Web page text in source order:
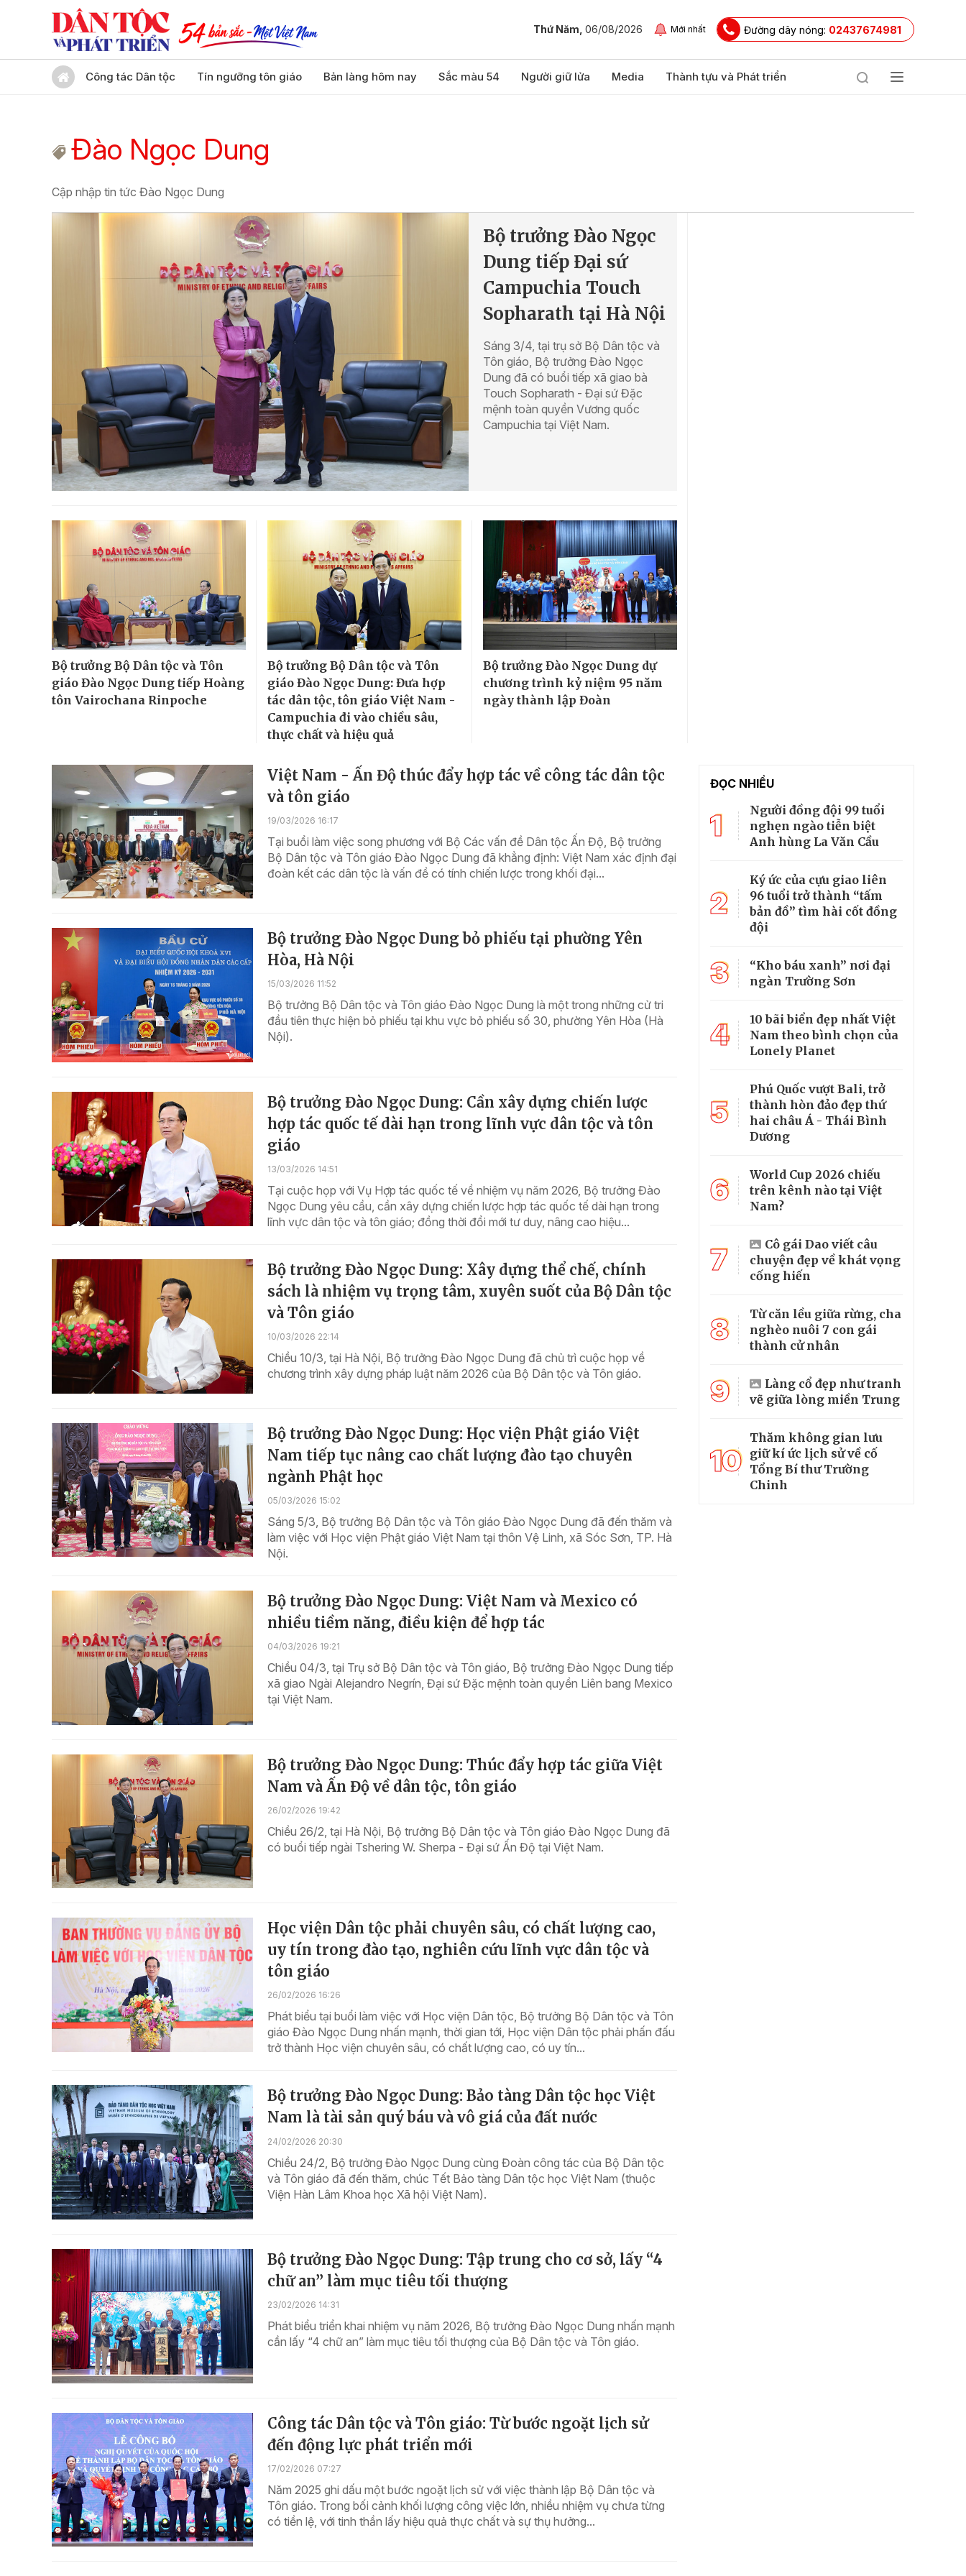
Thứ Năm, 06/08/2026 Mới nhất Đường dây nóng: 02437674981
Công tác Dân tộc Tín ngưỡng tôn giáo Bản làng hôm nay Sắc màu 54 Người giữ lửa Media Thành tựu và Phát triển
Đào Ngọc Dung
Cập nhập tin tức Đào Ngọc Dung
Bộ trưởng Đào Ngọc
Dung tiếp Đại sứ
Campuchia Touch
Sopharath tại Hà Nội
Sáng 3/4, tại trụ sở Bộ Dân tộc và
Tôn giáo, Bộ trưởng Đào Ngọc
Dung đã có buổi tiếp xã giao bà
Touch Sopharath - Đại sứ Đặc
mệnh toàn quyền Vương quốc
Campuchia tại Việt Nam.
Bộ trưởng Bộ Dân tộc và Tôn
giáo Đào Ngọc Dung tiếp Hoàng
tôn Vairochana Rinpoche
Bộ trưởng Bộ Dân tộc và Tôn
giáo Đào Ngọc Dung: Đưa hợp
tác dân tộc, tôn giáo Việt Nam -
Campuchia đi vào chiều sâu,
thực chất và hiệu quả
Bộ trưởng Đào Ngọc Dung dự
chương trình kỷ niệm 95 năm
ngày thành lập Đoàn
Việt Nam - Ấn Độ thúc đẩy hợp tác về công tác dân tộc
và tôn giáo
19/03/2026 16:17
Tại buổi làm việc song phương với Bộ Các vấn đề Dân tộc Ấn Độ, Bộ trưởng
Bộ Dân tộc và Tôn giáo Đào Ngọc Dung đã khẳng định: Việt Nam xác định đại
đoàn kết các dân tộc là vấn đề có tính chiến lược trong khối đại...
Bộ trưởng Đào Ngọc Dung bỏ phiếu tại phường Yên
Hòa, Hà Nội
15/03/2026 11:52
Bộ trưởng Bộ Dân tộc và Tôn giáo Đào Ngọc Dung là một trong những cử tri
đầu tiên thực hiện bỏ phiếu tại khu vực bỏ phiếu số 30, phường Yên Hòa (Hà
Nội).
Bộ trưởng Đào Ngọc Dung: Cần xây dựng chiến lược
hợp tác quốc tế dài hạn trong lĩnh vực dân tộc và tôn
giáo
13/03/2026 14:51
Tại cuộc họp với Vụ Hợp tác quốc tế về nhiệm vụ năm 2026, Bộ trưởng Đào
Ngọc Dung yêu cầu, cần xây dựng chiến lược hợp tác quốc tế dài hạn trong
lĩnh vực dân tộc và tôn giáo; đồng thời đổi mới tư duy, nâng cao hiệu...
Bộ trưởng Đào Ngọc Dung: Xây dựng thể chế, chính
sách là nhiệm vụ trọng tâm, xuyên suốt của Bộ Dân tộc
và Tôn giáo
10/03/2026 22:14
Chiều 10/3, tại Hà Nội, Bộ trưởng Đào Ngọc Dung đã chủ trì cuộc họp về
chương trình xây dựng pháp luật năm 2026 của Bộ Dân tộc và Tôn giáo.
Bộ trưởng Đào Ngọc Dung: Học viện Phật giáo Việt
Nam tiếp tục nâng cao chất lượng đào tạo chuyên
ngành Phật học
05/03/2026 15:02
Sáng 5/3, Bộ trưởng Bộ Dân tộc và Tôn giáo Đào Ngọc Dung đã đến thăm và
làm việc với Học viện Phật giáo Việt Nam tại thôn Vệ Linh, xã Sóc Sơn, TP. Hà
Nội.
Bộ trưởng Đào Ngọc Dung: Việt Nam và Mexico có
nhiều tiềm năng, điều kiện để hợp tác
04/03/2026 19:21
Chiều 04/3, tại Trụ sở Bộ Dân tộc và Tôn giáo, Bộ trưởng Đào Ngọc Dung tiếp
xã giao Ngài Alejandro Negrín, Đại sứ Đặc mệnh toàn quyền Liên bang Mexico
tại Việt Nam.
Bộ trưởng Đào Ngọc Dung: Thúc đẩy hợp tác giữa Việt
Nam và Ấn Độ về dân tộc, tôn giáo
26/02/2026 19:42
Chiều 26/2, tại Hà Nội, Bộ trưởng Bộ Dân tộc và Tôn giáo Đào Ngọc Dung đã
có buổi tiếp ngài Tshering W. Sherpa - Đại sứ Ấn Độ tại Việt Nam.
Học viện Dân tộc phải chuyên sâu, có chất lượng cao,
uy tín trong đào tạo, nghiên cứu lĩnh vực dân tộc và
tôn giáo
26/02/2026 16:26
Phát biểu tại buổi làm việc với Học viện Dân tộc, Bộ trưởng Bộ Dân tộc và Tôn
giáo Đào Ngọc Dung nhấn mạnh, thời gian tới, Học viện Dân tộc phải phấn đấu
trở thành Học viện chuyên sâu, có chất lượng cao, có uy tín...
Bộ trưởng Đào Ngọc Dung: Bảo tàng Dân tộc học Việt
Nam là tài sản quý báu và vô giá của đất nước
24/02/2026 20:30
Chiều 24/2, Bộ trưởng Đào Ngọc Dung cùng Đoàn công tác của Bộ Dân tộc
và Tôn giáo đã đến thăm, chúc Tết Bảo tàng Dân tộc học Việt Nam (thuộc
Viện Hàn Lâm Khoa học Xã hội Việt Nam).
Bộ trưởng Đào Ngọc Dung: Tập trung cho cơ sở, lấy “4
chữ an” làm mục tiêu tối thượng
23/02/2026 14:31
Phát biểu triển khai nhiệm vụ năm 2026, Bộ trưởng Đào Ngọc Dung nhấn mạnh
cần lấy “4 chữ an” làm mục tiêu tối thượng của Bộ Dân tộc và Tôn giáo.
Công tác Dân tộc và Tôn giáo: Từ bước ngoặt lịch sử
đến động lực phát triển mới
17/02/2026 07:27
Năm 2025 ghi dấu một bước ngoặt lịch sử với việc thành lập Bộ Dân tộc và
Tôn giáo. Trong bối cảnh khối lượng công việc lớn, nhiều nhiệm vụ chưa từng
có tiền lệ, với tinh thần lấy hiệu quả thực chất và sự thụ hưởng...
ĐỌC NHIỀU
1
Người đồng đội 99 tuổi
nghẹn ngào tiễn biệt
Anh hùng La Văn Cầu
2
Ký ức của cựu giao liên
96 tuổi trở thành “tấm
bản đồ” tìm hài cốt đồng
đội
3
“Kho báu xanh” nơi đại
ngàn Trường Sơn
4
10 bãi biển đẹp nhất Việt
Nam theo bình chọn của
Lonely Planet
5
Phú Quốc vượt Bali, trở
thành hòn đảo đẹp thứ
hai châu Á - Thái Bình
Dương
6
World Cup 2026 chiếu
trên kênh nào tại Việt
Nam?
7
Cô gái Dao viết câu
chuyện đẹp về khát vọng
cống hiến
8
Từ căn lều giữa rừng, cha
nghèo nuôi 7 con gái
thành cử nhân
9
Làng cổ đẹp như tranh
vẽ giữa lòng miền Trung
10
Thăm không gian lưu
giữ kí ức lịch sử về cố
Tổng Bí thư Trường
Chinh